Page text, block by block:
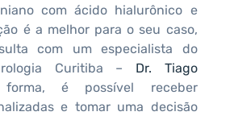
com ácido hialurônico e
é a melhor para o seu caso,
com um especialista do
Curitiba – Dr. Tiago
é possível receber
e tomar uma decisão